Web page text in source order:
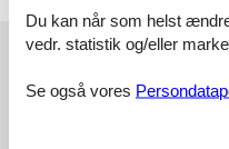
Eksterne
Du kan når som helst
vedr. statistik og/eller
Se også vores